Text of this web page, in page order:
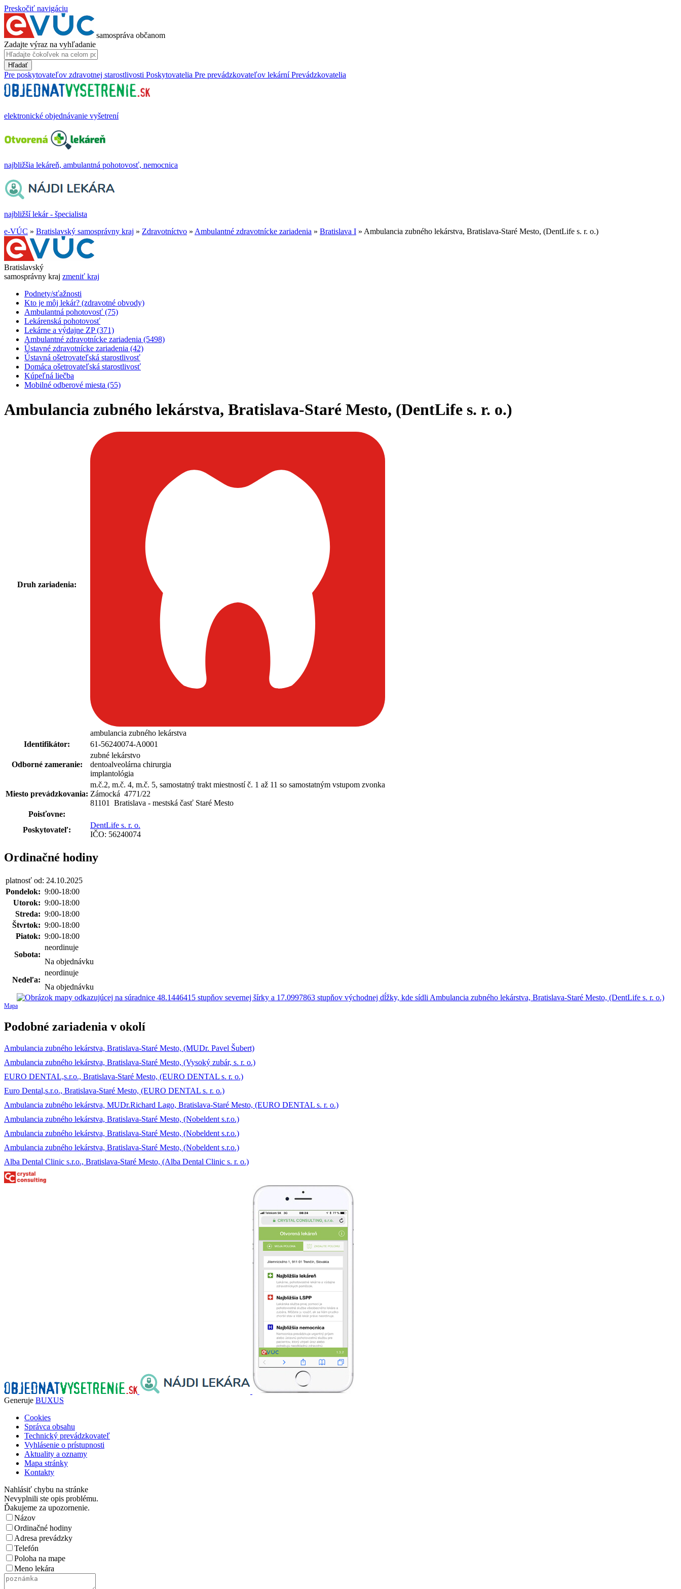
Preskočiť navigáciu
samospráva občanom
Zadajte výraz na vyhľadanie
Hľadať
Pre poskytovateľov zdravotnej starostlivosti Poskytovatelia Pre prevádzkovateľov lekární Prevádzkovatelia
elektronické objednávanie vyšetrení
najbližšia lekáreň, ambulantná pohotovosť, nemocnica
najbližší lekár - špecialista
e-VÚC » Bratislavský samosprávny kraj » Zdravotníctvo » Ambulantné zdravotnícke zariadenia » Bratislava I » Ambulancia zubného lekárstva, Bratislava-Staré Mesto, (DentLife s. r. o.)
Bratislavský
samosprávny kraj zmeniť kraj
Podnety/sťažnosti
Kto je môj lekár? (zdravotné obvody)
Ambulantná pohotovosť (75)
Lekárenská pohotovosť
Lekárne a výdajne ZP (371)
Ambulantné zdravotnícke zariadenia (5498)
Ústavné zdravotnícke zariadenia (42)
Ústavná ošetrovateľská starostlivosť
Domáca ošetrovateľská starostlivosť
Kúpeľná liečba
Mobilné odberové miesta (55)
Ambulancia zubného lekárstva, Bratislava-Staré Mesto, (DentLife s. r. o.)
Druh zariadenia:
ambulancia zubného lekárstva
Identifikátor:
61-56240074-A0001
Odborné zameranie:
zubné lekárstvo
dentoalveolárna chirurgia
implantológia
Miesto prevádzkovania:
m.č.2, m.č. 4, m.č. 5, samostatný trakt miestností č. 1 až 11 so samostatným vstupom zvonka
Zámocká 4771/22
81101 Bratislava - mestská časť Staré Mesto
Poisťovne:
Poskytovateľ:
DentLife s. r. o.
IČO: 56240074
Ordinačné hodiny
platnosť od: 24.10.2025
Pondelok: 9:00-18:00
Utorok: 9:00-18:00
Streda: 9:00-18:00
Štvrtok: 9:00-18:00
Piatok: 9:00-18:00
Sobota:
neordinuje
Na objednávku
Nedeľa:
neordinuje
Na objednávku
Mapa
Podobné zariadenia v okolí
Ambulancia zubného lekárstva, Bratislava-Staré Mesto, (MUDr. Pavel Šubert)
Ambulancia zubného lekárstva, Bratislava-Staré Mesto, (Vysoký zubár, s. r. o.)
EURO DENTAL,s.r.o., Bratislava-Staré Mesto, (EURO DENTAL s. r. o.)
Euro Dental,s.r.o., Bratislava-Staré Mesto, (EURO DENTAL s. r. o.)
Ambulancia zubného lekárstva, MUDr.Richard Lago, Bratislava-Staré Mesto, (EURO DENTAL s. r. o.)
Ambulancia zubného lekárstva, Bratislava-Staré Mesto, (Nobeldent s.r.o.)
Ambulancia zubného lekárstva, Bratislava-Staré Mesto, (Nobeldent s.r.o.)
Ambulancia zubného lekárstva, Bratislava-Staré Mesto, (Nobeldent s.r.o.)
Alba Dental Clinic s.r.o., Bratislava-Staré Mesto, (Alba Dental Clinic s. r. o.)
Generuje BUXUS
Cookies
Správca obsahu
Technický prevádzkovateľ
Vyhlásenie o prístupnosti
Aktuality a oznamy
Mapa stránky
Kontakty
Nahlásiť chybu na stránke
Nevyplnili ste opis problému.
Ďakujeme za upozornenie.
Názov
Ordinačné hodiny
Adresa prevádzky
Telefón
Poloha na mape
Meno lekára